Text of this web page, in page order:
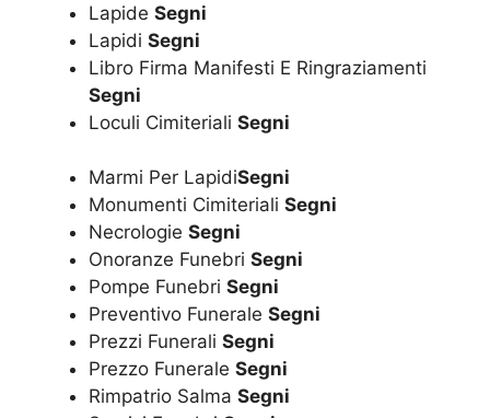
Lapide Segni
Lapidi Segni
Libro Firma Manifesti E Ringraziamenti
Segni
Loculi Cimiteriali Segni
Marmi Per LapidiSegni
Monumenti Cimiteriali Segni
Necrologie Segni
Onoranze Funebri Segni
Pompe Funebri Segni
Preventivo Funerale Segni
Prezzi Funerali Segni
Prezzo Funerale Segni
Rimpatrio Salma Segni